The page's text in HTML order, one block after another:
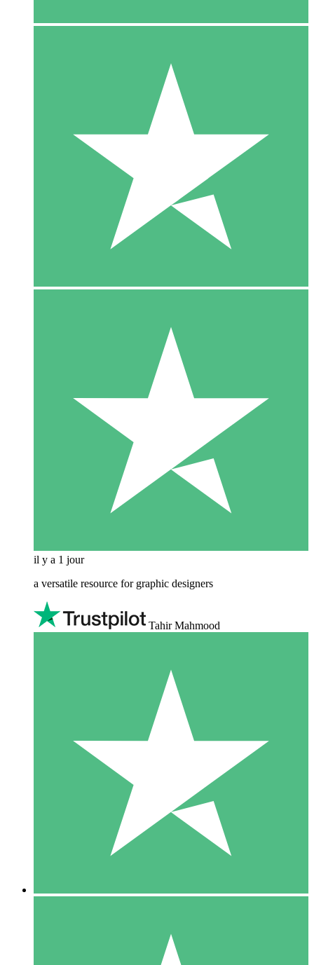
il y a 1 jour
a versatile resource for graphic designers
Tahir Mahmood